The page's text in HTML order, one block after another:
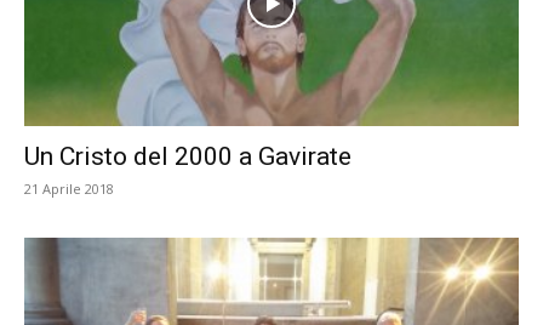
Un Cristo del 2000 a Gavirate
21 Aprile 2018